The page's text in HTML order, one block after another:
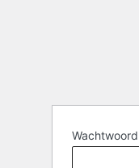
Wachtwoord